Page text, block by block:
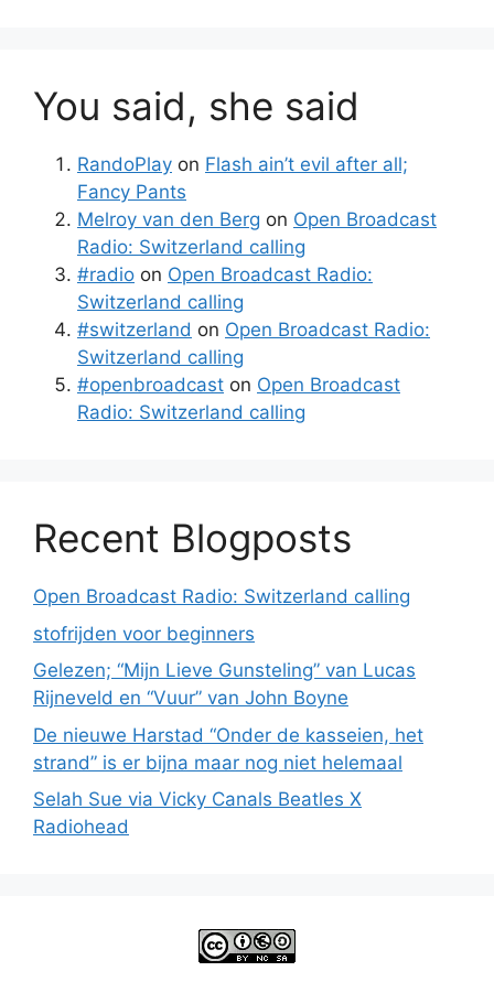
You said, she said
RandoPlay on Flash ain’t evil after all;
Fancy Pants
Melroy van den Berg on Open Broadcast
Radio: Switzerland calling
#radio on Open Broadcast Radio:
Switzerland calling
#switzerland on Open Broadcast Radio:
Switzerland calling
#openbroadcast on Open Broadcast
Radio: Switzerland calling
Recent Blogposts
Open Broadcast Radio: Switzerland calling
stofrijden voor beginners
Gelezen; “Mijn Lieve Gunsteling” van Lucas
Rijneveld en “Vuur” van John Boyne
De nieuwe Harstad “Onder de kasseien, het
strand” is er bijna maar nog niet helemaal
Selah Sue via Vicky Canals Beatles X
Radiohead